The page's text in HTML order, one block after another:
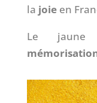
la joieen
Le